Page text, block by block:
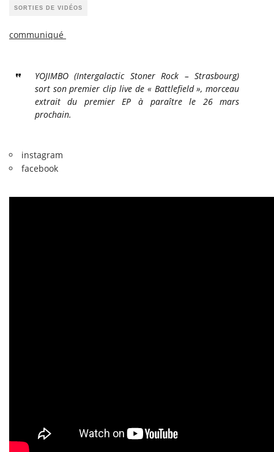
SORTIES DE VIDÉOS
communiqué
YOJIMBO (Intergalactic Stoner Rock – Strasbourg)
sort son premier clip live de « Battlefield », morceau
extrait du premier EP à paraître le 26 mars
prochain.
instagram
facebook